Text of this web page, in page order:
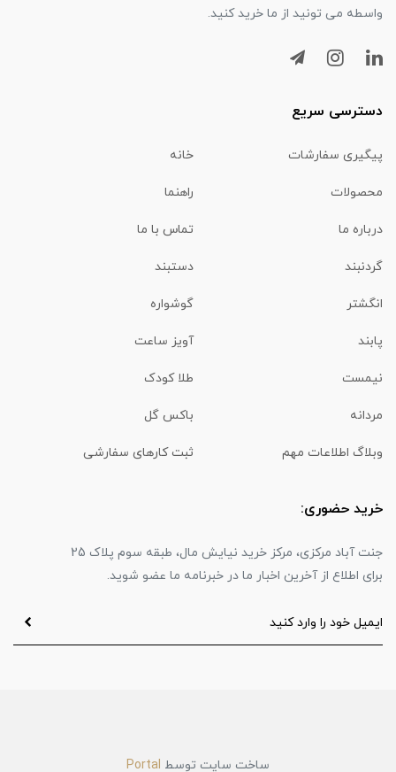
واسطه می تونید از ما خرید کنید.
دسترسی سریع
پیگیری سفارشات خانه
محصولات راهنما
درباره ما تماس با ما
گردنبند دستبند
انگشتر گوشواره
پابند آویز ساعت
نیمست طلا کودک
مردانه باکس گل
وبلاگ اطلاعات مهم ثبت کارهای سفارشی
خرید حضوری:
جنت آباد مرکزی، مرکز خرید نیایش مال، طبقه سوم پلاک 25
برای اطلاع از آخرین اخبار ما در خبرنامه ما عضو شوید.
ساخت سایت توسط Portal